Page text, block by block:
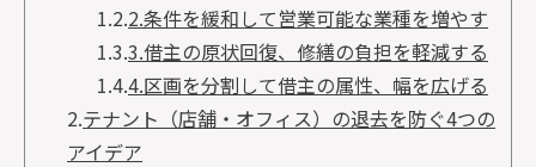
1.2.2.条件を緩和して営業可能な業種を増やす
1.3.3.借主の原状回復、修繕の負担を軽減する
1.4.4.区画を分割して借主の属性、幅を広げる
2.テナント（店舗・オフィス）の退去を防ぐ4つの
アイデア